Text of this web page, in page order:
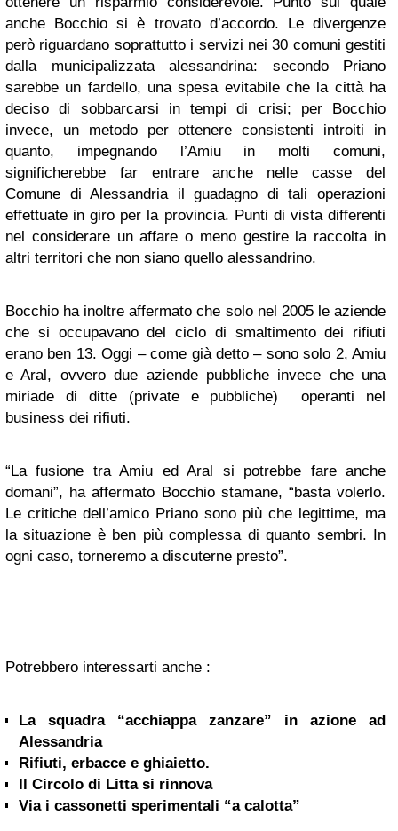
anche Bocchio si è trovato d’accordo. Le divergenze
però riguardano soprattutto i servizi nei 30 comuni gestiti
dalla municipalizzata alessandrina: secondo Priano
sarebbe un fardello, una spesa evitabile che la città ha
deciso di sobbarcarsi in tempi di crisi; per Bocchio
invece, un metodo per ottenere consistenti introiti in
quanto, impegnando l’Amiu in molti comuni,
significherebbe far entrare anche nelle casse del
Comune di Alessandria il guadagno di tali operazioni
effettuate in giro per la provincia. Punti di vista differenti
nel considerare un affare o meno gestire la raccolta in
altri territori che non siano quello alessandrino.
Bocchio ha inoltre affermato che solo nel 2005 le aziende
che si occupavano del ciclo di smaltimento dei rifiuti
erano ben 13. Oggi – come già detto – sono solo 2, Amiu
e Aral, ovvero due aziende pubbliche invece che una
miriade di ditte (private e pubbliche) operanti nel
business dei rifiuti.
“La fusione tra Amiu ed Aral si potrebbe fare anche
domani”, ha affermato Bocchio stamane, “basta volerlo.
Le critiche dell’amico Priano sono più che legittime, ma
la situazione è ben più complessa di quanto sembri. In
ogni caso, torneremo a discuterne presto”.
Potrebbero interessarti anche :
La squadra “acchiappa zanzare” in azione ad
Alessandria
Rifiuti, erbacce e ghiaietto.
Il Circolo di Litta si rinnova
Via i cassonetti sperimentali “a calotta”